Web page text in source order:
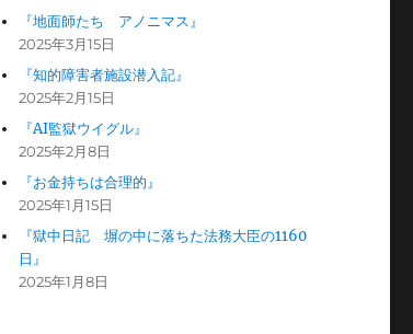
『地面師たち アノニマス』
2025年3月15日
『知的障害者施設潜入記』
2025年2月15日
『AI監獄ウイグル』
2025年2月8日
『お金持ちは合理的』
2025年1月15日
『獄中日記 塀の中に落ちた法務大臣の1160
日』
2025年1月8日